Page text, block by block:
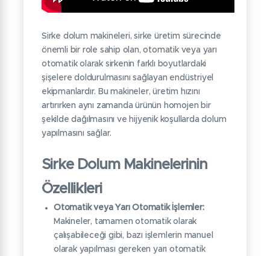
Sirke dolum makineleri, sirke üretim sürecinde
önemli bir role sahip olan, otomatik veya yarı
otomatik olarak sirkenin farklı boyutlardaki
şişelere doldurulmasını sağlayan endüstriyel
ekipmanlardır. Bu makineler, üretim hızını
artırırken aynı zamanda ürünün homojen bir
şekilde dağılmasını ve hijyenik koşullarda dolum
yapılmasını sağlar.
Sirke Dolum Makinelerinin
Özellikleri
Otomatik veya Yarı Otomatik İşlemler:
Makineler, tamamen otomatik olarak
çalışabileceği gibi, bazı işlemlerin manuel
olarak yapılması gereken yarı otomatik